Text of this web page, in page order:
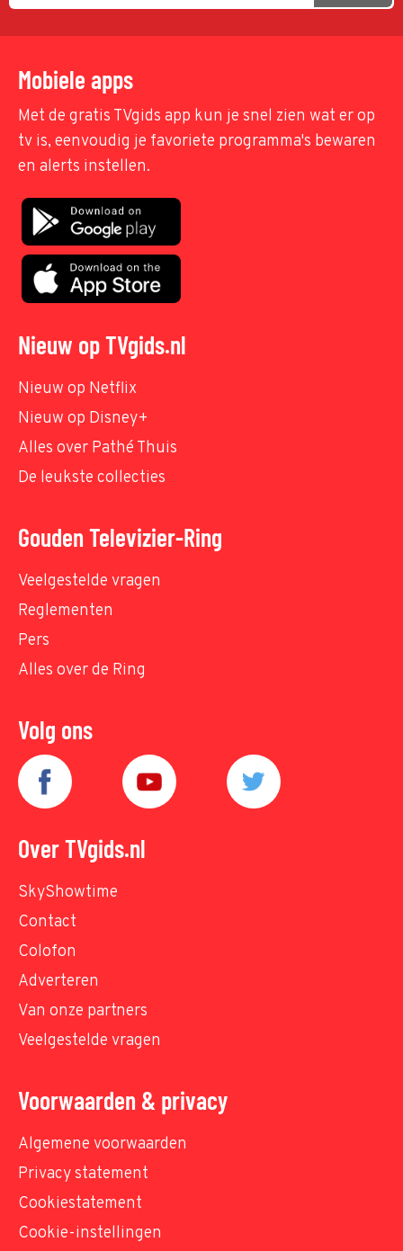
Mobiele apps
Met de gratis TVgids app kun je snel zien wat er op
tv is, eenvoudig je favoriete programma's bewaren
en alerts instellen.
Nieuw op TVgids.nl
Nieuw op Netflix
Nieuw op Disney+
Alles over Pathé Thuis
De leukste collecties
Gouden Televizier-Ring
Veelgestelde vragen
Reglementen
Pers
Alles over de Ring
Volg ons
Over TVgids.nl
SkyShowtime
Contact
Colofon
Adverteren
Van onze partners
Veelgestelde vragen
Voorwaarden & privacy
Algemene voorwaarden
Privacy statement
Cookiestatement
Cookie-instellingen